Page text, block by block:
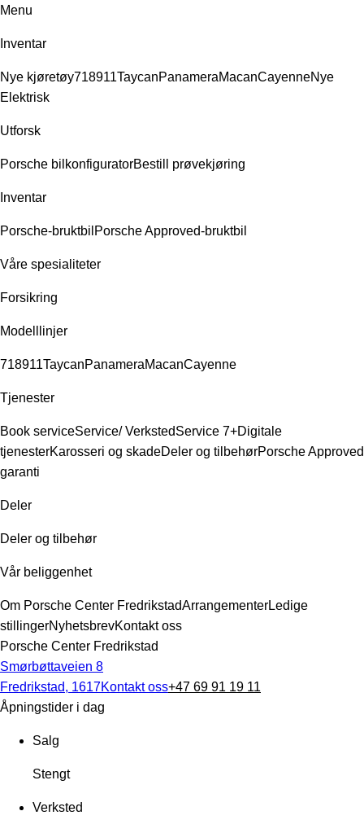
Menu
Inventar
Nye kjøretøy718911TaycanPanameraMacanCayenneNye
Elektrisk
Utforsk
Porsche bilkonfiguratorBestill prøvekjøring
Inventar
Porsche-bruktbil Porsche Approved-bruktbil
Våre spesialiteter
Forsikring
Modelllinjer
718911TaycanPanameraMacanCayenne
Tjenester
Book serviceService/ VerkstedService 7+Digitale
tjenesterKarosseri og skadeDeler og tilbehørPorsche Approved
garanti
Deler
Deler og tilbehør
Vår beliggenhet
Om Porsche Center FredrikstadArrangementerLedige
stillingerNyhetsbrevKontakt oss
Porsche Center Fredrikstad
Smørbøttaveien 8
Fredrikstad, 1617Kontakt oss+47 69 91 19 11
Åpningstider i dag
Salg
Stengt
Verksted